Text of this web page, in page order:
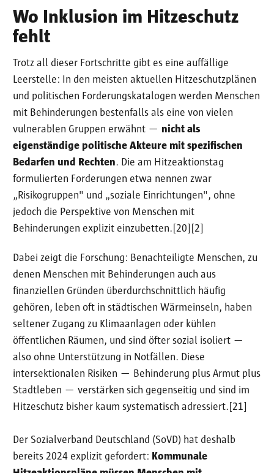
Wo Inklusion im Hitzeschutz
fehlt
Trotz all dieser Fortschritte gibt es eine auffällige
Leerstelle: In den meisten aktuellen Hitzeschutzplänen
und politischen Forderungskatalogen werden Menschen
mit Behinderungen bestenfalls als eine von vielen
vulnerablen Gruppen erwähnt — nicht als
eigenständige politische Akteure mit spezifischen
Bedarfen und Rechten. Die am Hitzeaktionstag
formulierten Forderungen etwa nennen zwar
„Risikogruppen" und „soziale Einrichtungen", ohne
jedoch die Perspektive von Menschen mit
Behinderungen explizit einzubetten.[20][2]
Dabei zeigt die Forschung: Benachteiligte Menschen, zu
denen Menschen mit Behinderungen auch aus
finanziellen Gründen überdurchschnittlich häufig
gehören, leben oft in städtischen Wärmeinseln, haben
seltener Zugang zu Klimaanlagen oder kühlen
öffentlichen Räumen, und sind öfter sozial isoliert —
also ohne Unterstützung in Notfällen. Diese
intersektionalen Risiken — Behinderung plus Armut plus
Stadtleben — verstärken sich gegenseitig und sind im
Hitzeschutz bisher kaum systematisch adressiert.[21]
Der Sozialverband Deutschland (SoVD) hat deshalb
bereits 2024 explizit gefordert: Kommunale